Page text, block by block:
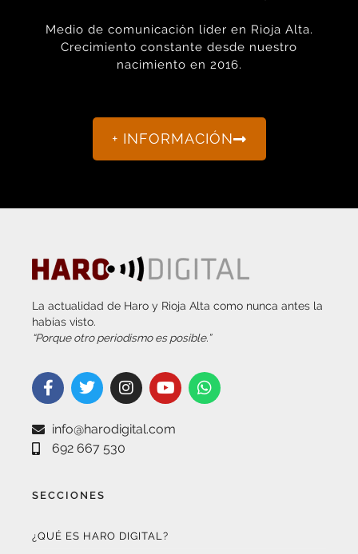
Medio de comunicación líder en Rioja Alta.
Crecimiento constante desde nuestro
nacimiento en 2016.
+ INFORMACIÓN
La actualidad de Haro y Rioja Alta como nunca antes la
habías visto.
“Porque otro periodismo es posible.”
info@harodigital.com
692 667 530
SECCIONES
¿QUÉ ES HARO DIGITAL?